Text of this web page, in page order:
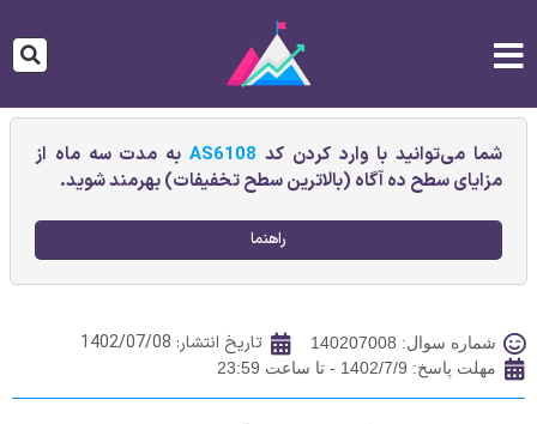
شما می‌توانید با وارد کردن کد AS6108به مدت سه ماه از
مزایای سطح ده آگاه (بالاترین سطح تخفیفات) بهرمند شوید.
راهنما
شماره سوال: 140207008 تاریخ انتشار: 1402/07/08
مهلت پاسخ: 1402/7/9 - تا ساعت 23:59